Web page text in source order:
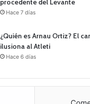
procedente del Levante
Hace 7 días
¿Quién es Arnau Ortiz? El
ilusiona al Atleti
Hace 6 días